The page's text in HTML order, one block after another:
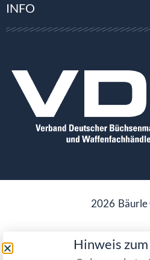
INFO
2026 Bäurle
Hinweis